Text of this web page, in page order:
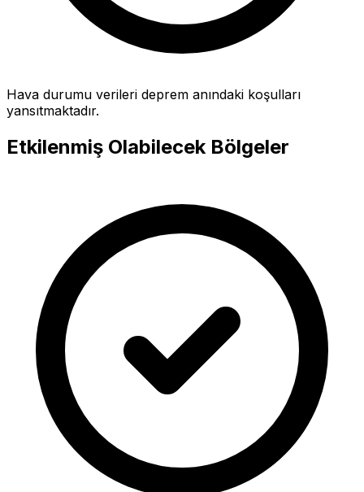
Hava durumu verileri deprem anındaki koşulları
yansıtmaktadır.
Etkilenmiş Olabilecek Bölgeler